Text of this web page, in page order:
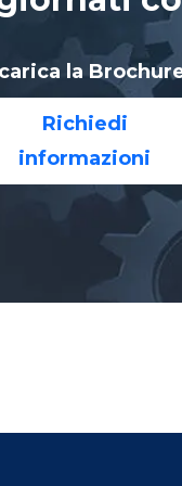
la
Richiedi
informazioni